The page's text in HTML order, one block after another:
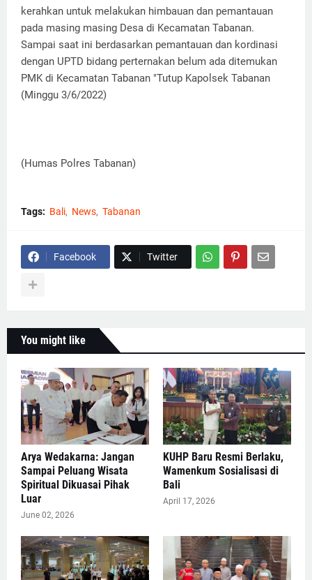
kerahkan untuk melakukan himbauan dan pemantauan
pada masing masing Desa di Kecamatan Tabanan.
Sampai saat ini berdasarkan pemantauan dan kordinasi
dengan UPTD bidang perternakan belum ada ditemukan
PMK di Kecamatan Tabanan "Tutup Kapolsek Tabanan
(Minggu 3/6/2022)
(Humas Polres Tabanan)
Tags: Bali News Tabanan
Facebook Twitter
You might like
Arya Wedakarna: Jangan
Sampai Peluang Wisata
Spiritual Dikuasai Pihak
Luar
June 02, 2026
KUHP Baru Resmi Berlaku,
Wamenkum Sosialisasi di
Bali
April 17, 2026